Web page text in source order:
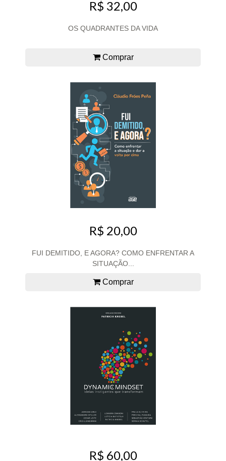
R$ 32,00
OS QUADRANTES DA VIDA
Comprar
R$ 20,00
FUI DEMITIDO, E AGORA? COMO ENFRENTAR A
SITUAÇÃO...
Comprar
R$ 60,00